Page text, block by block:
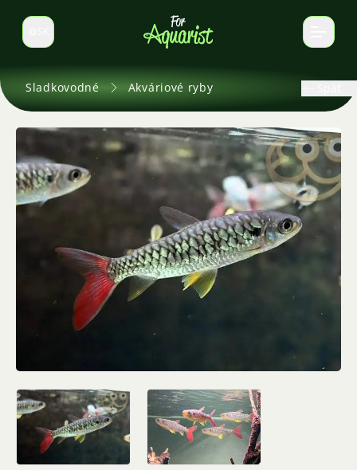
Prepnúť jazyk
Sladkovodné Akváriové ryby